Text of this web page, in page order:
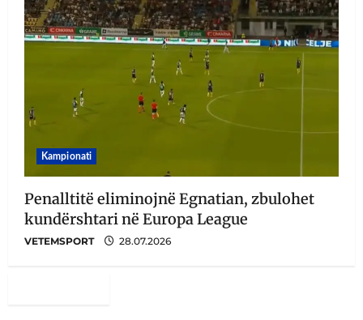
Kampionati
Penalltitë eliminojnë Egnatian, zbulohet
kundërshtari në Europa League
VETEMSPORT 28.07.2026